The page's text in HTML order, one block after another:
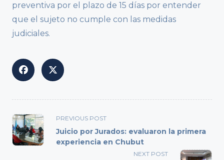
preventiva por el plazo de 15 días por entender
que el sujeto no cumple con las medidas
judiciales.
<span
class="nav-
subtitle
PREVIOUS POST
Juicio por Jurados: evaluaron la primera
experiencia en Chubut
NEXT POST